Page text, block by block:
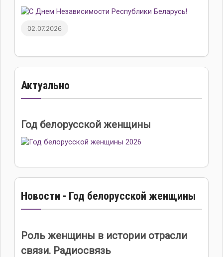
02.07.2026
Актуально
Год белорусской женщины
Новости - Год белорусской женщины
Роль женщины в истории отрасли
связи. Радиосвязь